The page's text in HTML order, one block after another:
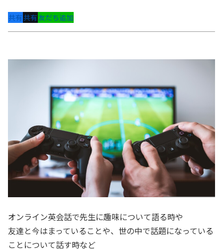
共有共有友だち追加
オンライン英会話で先生に趣味について語る時や
友達と今はまっていることや、世の中で話題になっている
ことについて話す時など